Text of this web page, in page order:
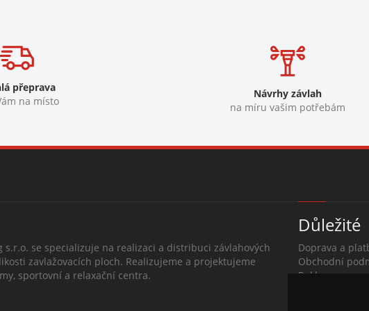
přeprava
na místo
Návrhy závlah
na míru vašim potřebám
s.r.o. se specializuje na realizaci a distribuci závlahových
zavlažovacích ploch. Realizujeme a projektujeme
sportovní a relaxační centra.
Důležité
Doprava a
Obchodní
Reklamace